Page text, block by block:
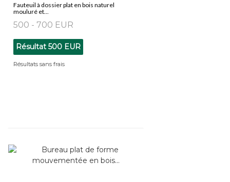
Fauteuil à dossier plat en bois naturel
mouluré et...
500 - 700 EUR
Résultat 500 EUR
Résultats sans frais